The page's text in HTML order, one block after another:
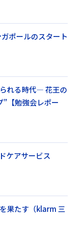
ポールのスタート
れる時代― 花王の
【勉強会レポー
ケアサービス
果たす（klarm 三